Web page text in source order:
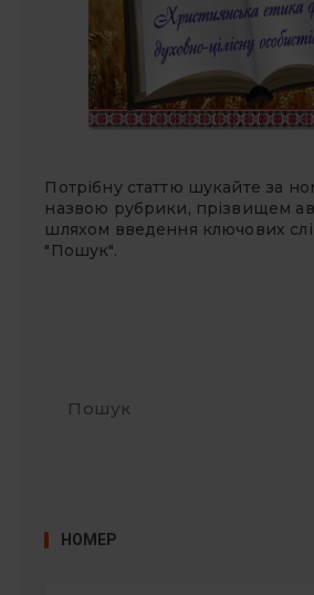
Потрібну статтю шукайте за
назвою рубрики, прізвищем
шляхом введення ключових
"Пошук".
НОМЕР